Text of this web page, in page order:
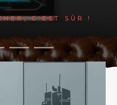
C'EST SÛR !